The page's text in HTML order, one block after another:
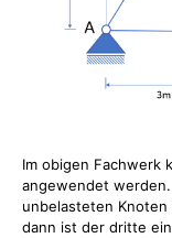
Im obigen Fachwerk
angewendet
unbelasteten
dann ist der dritte